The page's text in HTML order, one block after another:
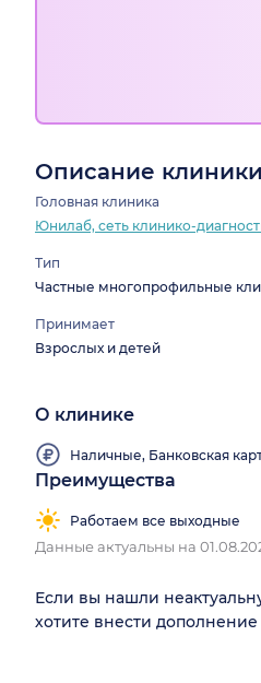
Описание клиники
Головная клиника
Юнилаб, сеть клинико-
Тип
Частные многопрофильные
Принимает
Взрослых и детей
О клинике
Наличные, Банковская
Преимущества
Работаем все выходные
Данные актуальны на
Если вы нашли
хотите внести